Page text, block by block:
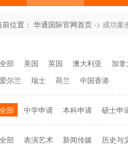
前位置： 华通国际官网首页-> 成功案
全部 美国 英国 澳大利亚 加
爱尔兰
瑞士 荷兰 中国香港
全部 中学申请 本科申请 硕士申
全部 表演艺术 新闻传媒 历史与